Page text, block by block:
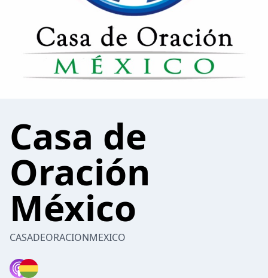
Casa de
Oración
México
CASADEORACIONMEXICO